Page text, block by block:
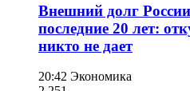
Внешний долг
последние 20 лет:
никто не дает
20:42 Экономика